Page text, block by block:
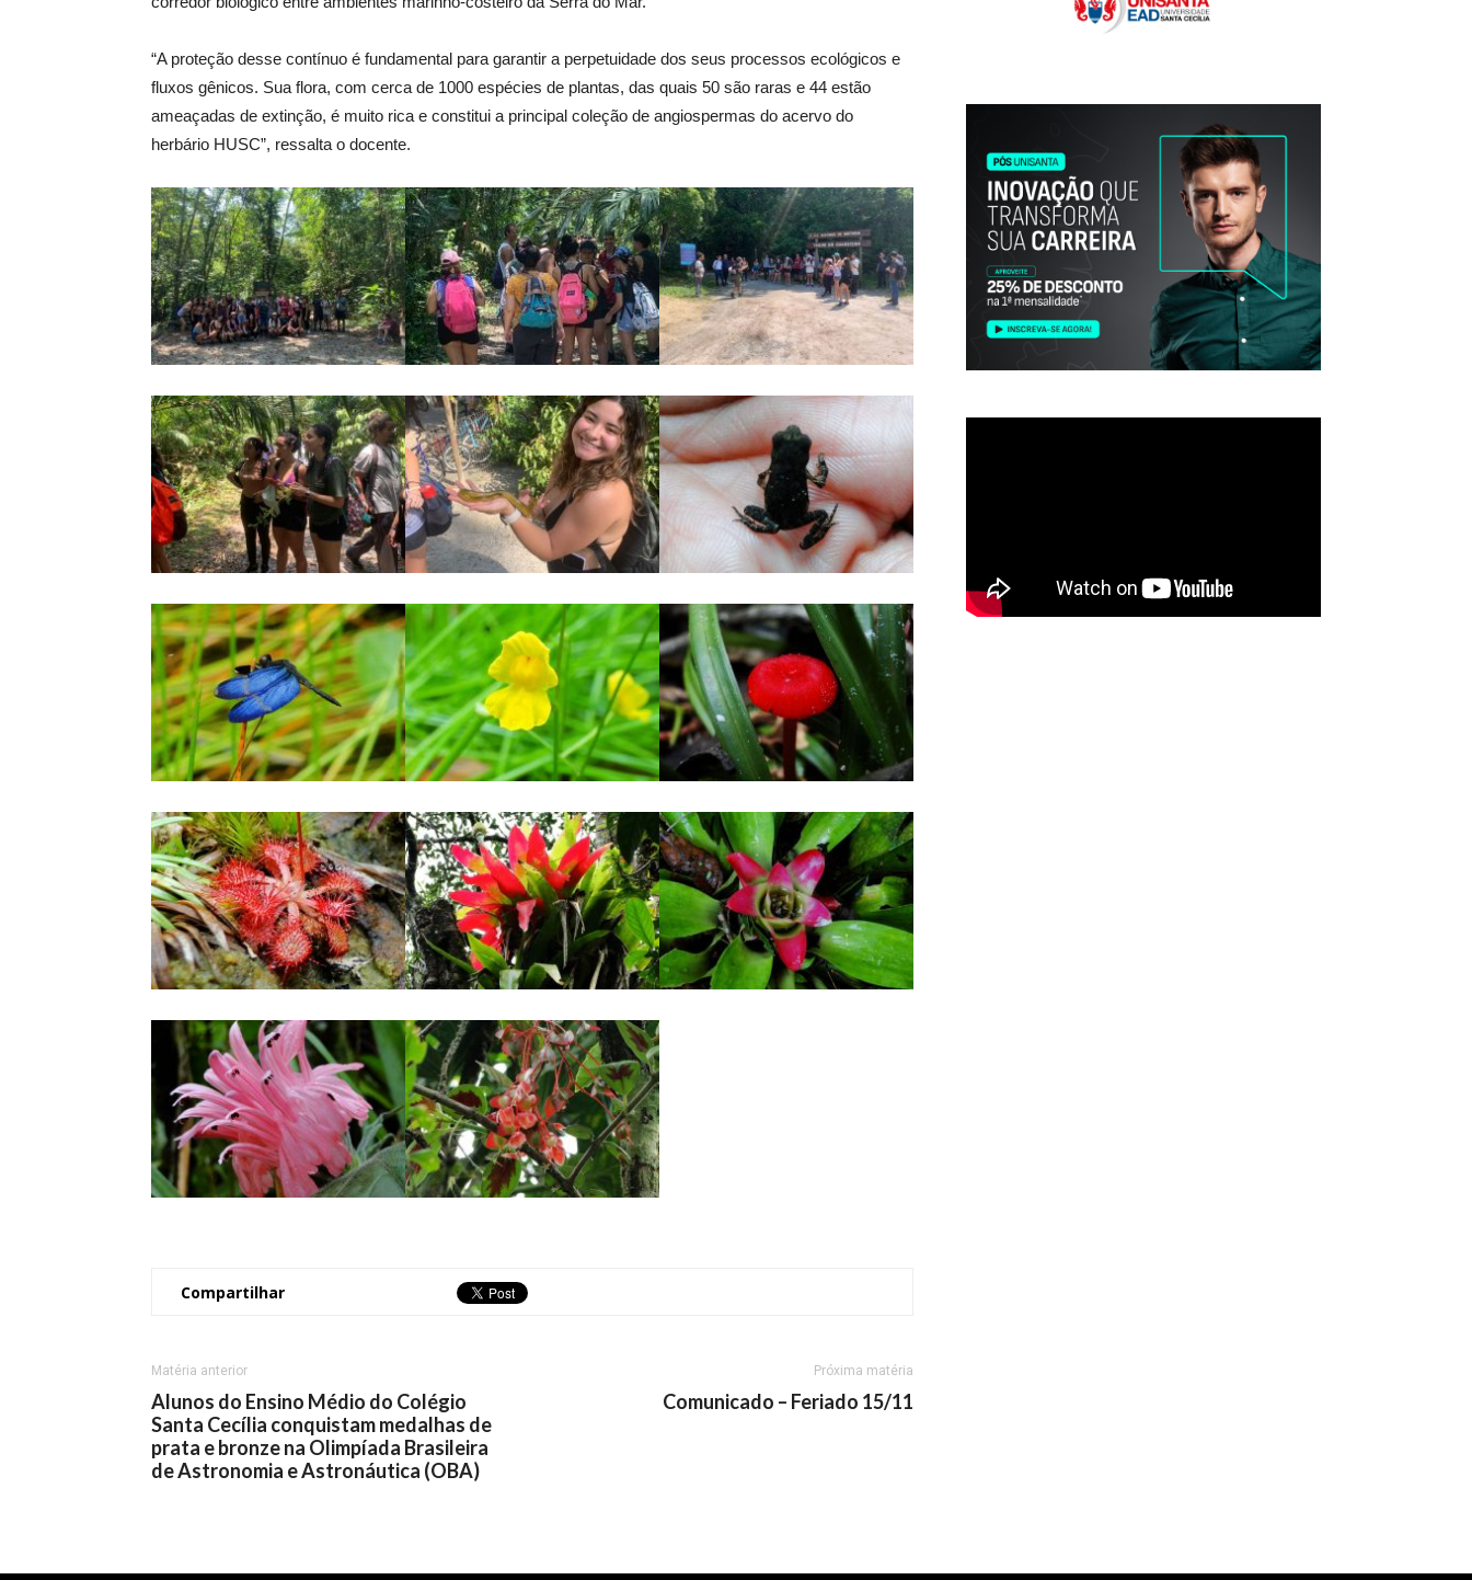
“A proteção desse contínuo é fundamental para garantir a perpetuidade dos seus processos ecológicos e
fluxos gênicos. Sua flora, com cerca de 1000 espécies de plantas, das quais 50 são raras e 44 estão
ameaçadas de extinção, é muito rica e constitui a principal coleção de angiospermas do acervo do
herbário HUSC”, ressalta o docente.
Compartilhar
Matéria anterior
Alunos do Ensino Médio do Colégio
Santa Cecília conquistam medalhas de
prata e bronze na Olimpíada Brasileira
de Astronomia e Astronáutica (OBA)
Próxima matéria
Comunicado – Feriado 15/11